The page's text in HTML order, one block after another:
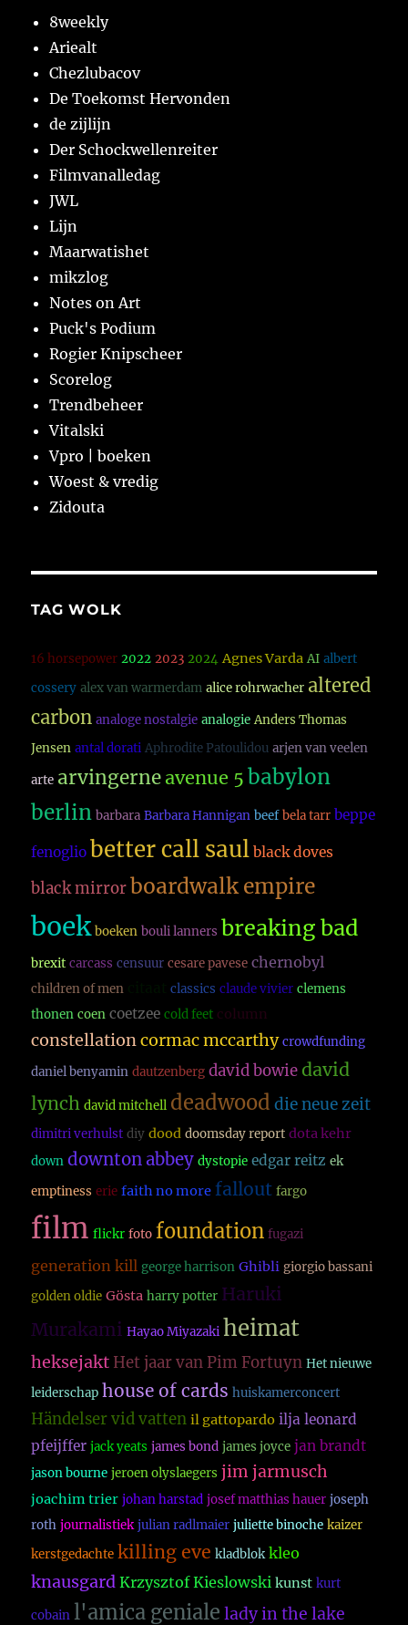
8weekly
Ariealt
Chezlubacov
De Toekomst Hervonden
de zijlijn
Der Schockwellenreiter
Filmvanalledag
JWL
Lijn
Maarwatishet
mikzlog
Notes on Art
Puck's Podium
Rogier Knipscheer
Scorelog
Trendbeheer
Vitalski
Vpro | boeken
Woest & vredig
Zidouta
TAG WOLK
16 horsepower 2022 2023 2024 Agnes Varda AI albert
cossery alex van warmerdam alice rohrwacher altered
carbon analoge nostalgie analogie Anders Thomas
Jensen antal dorati Aphrodite Patoulidou arjen van veelen
arte arvingerne avenue 5 babylon
berlin barbara Barbara Hannigan beef bela tarr beppe
fenoglio better call saul black doves
black mirror boardwalk empire
boek boeken bouli lanners breaking bad
brexit carcass censuur cesare pavese chernobyl
children of men classics claude vivier clemens
thonen coen coetzee cold feet column
constellationcormac mccarthy crowdfunding
daniel benyamin dautzenberg david bowie david
lynch david mitchell deadwood die neue zeit
dimitri verhulst diy dood doomsday report dota kehr
down downton abbey dystopie edgar reitz ek
emptiness erie faith no more fallout fargo
film flickr foto foundation fugazi
generation kill george harrison Ghibli giorgio bassani
golden oldie Gösta harry potter Haruki
Murakami Hayao Miyazaki heimat
heksejakt Het jaar van Pim Fortuyn Het nieuwe
leiderschap house of cards huiskamerconcert
Händelser vid vatten il gattopardo ilja leonard
pfeijffer jack yeats james bond james joyce jan brandt
jason bourne jeroen olyslaegers jim jarmusch
joachim trier johan harstad josef matthias hauer joseph
roth journalistiek julian radlmaier juliette binoche kaizer
kerstgedachte killing eve kladblok kleo
knausgard Krzysztof Kieslowski kunst kurt
cobain l'amica geniale lady in the lake